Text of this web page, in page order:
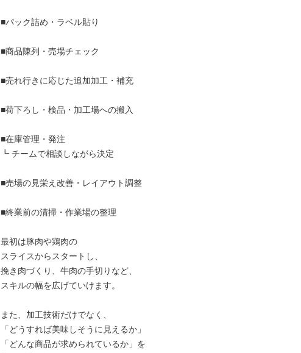
■パック詰め・ラベル貼り
■商品陳列・売場チェック
■売れ行きに応じた追加加工・補充
■荷下ろし・検品・加工場への搬入
■在庫管理・発注
┗ チームで相談しながら決定
■売場の見栄え改善・レイアウト調整
■終業前の清掃・作業場の整理
最初は豚肉や鶏肉の
スライスからスタートし、
挽き肉づくり、牛肉の手切りなど、
スキルの幅を広げていけます。
また、加工技術だけでなく、
「どうすれば美味しそうに見えるか」
「どんな商品が求められているか」を